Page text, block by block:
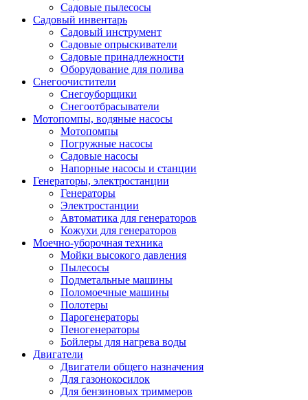
Садовые пылесосы
Садовый инвентарь
Садовый инструмент
Садовые опрыскиватели
Садовые принадлежности
Оборудование для полива
Снегоочистители
Снегоуборщики
Снегоотбрасыватели
Мотопомпы, водяные насосы
Мотопомпы
Погружные насосы
Садовые насосы
Напорные насосы и станции
Генераторы, электростанции
Генераторы
Электростанции
Автоматика для генераторов
Кожухи для генераторов
Моечно-уборочная техника
Мойки высокого давления
Пылесосы
Подметальные машины
Поломоечные машины
Полотеры
Парогенераторы
Пеногенераторы
Бойлеры для нагрева воды
Двигатели
Двигатели общего назначения
Для газонокосилок
Для бензиновых триммеров